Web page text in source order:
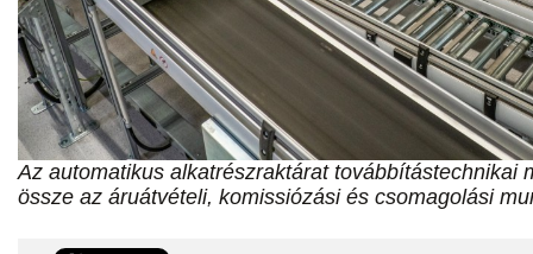
Az automatikus alkatrészraktárat továbbítástechnikai
össze az áruátvételi, komissiózási és csomagolási